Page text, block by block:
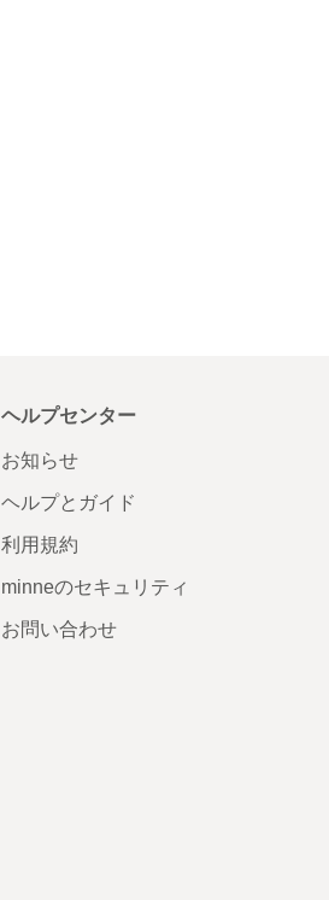
ヘルプセンター
お知らせ
ヘルプとガイド
利用規約
minneのセキュリティ
お問い合わせ